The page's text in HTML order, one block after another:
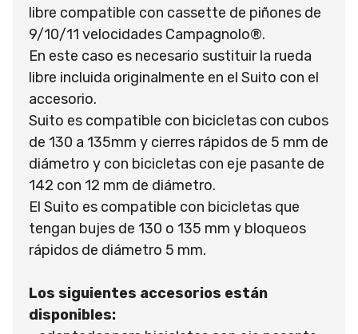
libre compatible con cassette de piñones de
9/10/11 velocidades Campagnolo®.
En este caso es necesario sustituir la rueda
libre incluida originalmente en el Suito con el
accesorio.
Suito es compatible con bicicletas con cubos
de 130 a 135mm y cierres rápidos de 5 mm de
diámetro y con bicicletas con eje pasante de
142 con 12 mm de diámetro.
El Suito es compatible con bicicletas que
tengan bujes de 130 o 135 mm y bloqueos
rápidos de diámetro 5 mm.
Los siguientes accesorios están
disponibles: